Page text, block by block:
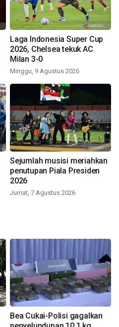
Laga Indonesia Super Cup
2026, Chelsea tekuk AC
Milan 3-0
Minggu, 9 Agustus 2026
Sejumlah musisi meriahkan
penutupan Piala Presiden
2026
Jumat, 7 Agustus 2026
Bea Cukai-Polisi gagalkan